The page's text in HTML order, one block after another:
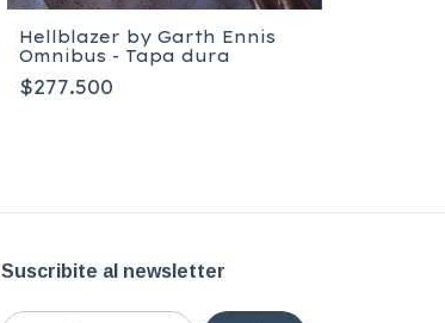
Hellblazer by Garth Ennis
Omnibus - Tapa dura
$277.500
Suscribite al newsletter